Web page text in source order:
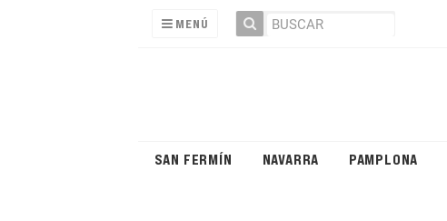
MENÚ
SAN FERMÍN NAVARRA PAMPLONA